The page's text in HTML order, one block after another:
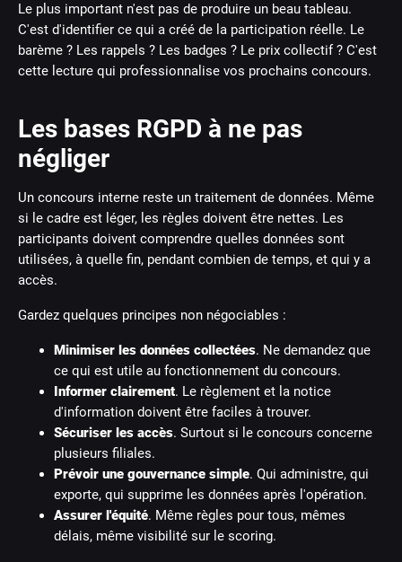
Le plus important n'est pas de produire un beau tableau.
C'est d'identifier ce qui a créé de la participation réelle. Le
barème ? Les rappels ? Les badges ? Le prix collectif ? C'est
cette lecture qui professionnalise vos prochains concours.
Les bases RGPD à ne pas
négliger
Un concours interne reste un traitement de données. Même
si le cadre est léger, les règles doivent être nettes. Les
participants doivent comprendre quelles données sont
utilisées, à quelle fin, pendant combien de temps, et qui y a
accès.
Gardez quelques principes non négociables :
Minimiser les données collectées. Ne demandez que
ce qui est utile au fonctionnement du concours.
Informer clairement. Le règlement et la notice
d'information doivent être faciles à trouver.
Sécuriser les accès. Surtout si le concours concerne
plusieurs filiales.
Prévoir une gouvernance simple. Qui administre, qui
exporte, qui supprime les données après l'opération.
Assurer l'équité. Même règles pour tous, mêmes
délais, même visibilité sur le scoring.